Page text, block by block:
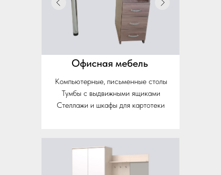
Офисная мебель
Компьютерные, письменные столы
Тумбы с выдвижными ящиками
Стеллажи и шкафы для картотеки